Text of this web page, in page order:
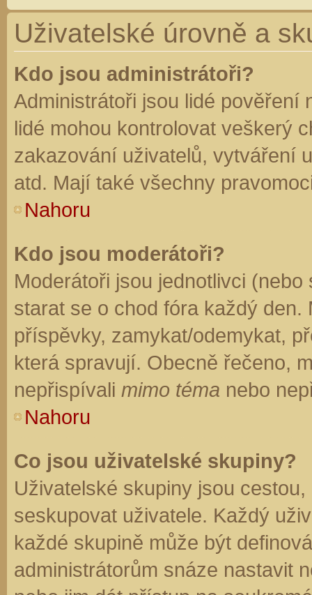
Uživatelské úrovně a
Kdo jsou administrátoři?
Administrátoři jsou lidé pověření
lidé mohou kontrolovat veškerý
zakazování uživatelů, vytváření
atd. Mají také všechny
Nahoru
Kdo jsou moderátoři?
Moderátoři jsou jednotlivci
starat se o chod fóra každý
příspěvky, zamykat/odemykat,
která spravují. Obecně řečeno,
nepřispívali mimo téma nebo
Nahoru
Co jsou uživatelské skupiny?
Uživatelské skupiny jsou
seskupovat uživatele. Každý
každé skupině může být
administrátorům snáze nastavit